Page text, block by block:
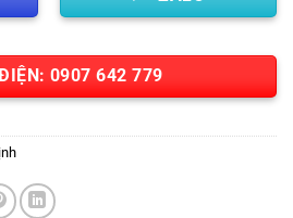
0907 642 779